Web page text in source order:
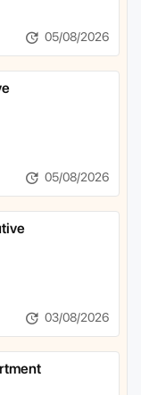
05/08/2026
05/08/2026
03/08/2026